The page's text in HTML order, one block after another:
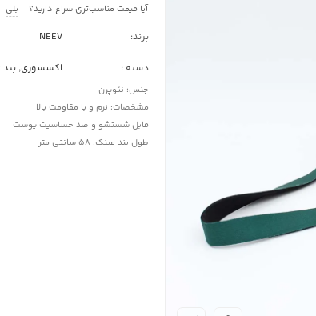
آیا قیمت مناسب‌تری سراغ دارید؟ بلی
برند: NEEV
دسته : اکسسوری,
جنس: نئوپرن
مشخصات: نرم و با مقاومت بالا
قابل شستشو و ضد حساسیت پوست
طول بند عینک: 58 سانتی متر